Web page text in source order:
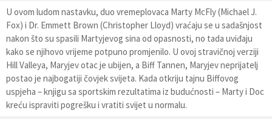
U ovom ludom nastavku, duo vremeplovaca Marty McFly (Michael J.
Fox) i Dr. Emmett Brown (Christopher Lloyd) vraćaju se u sadašnjost
nakon što su spasili Martyjevog sina od opasnosti, no tada uviđaju
kako se njihovo vrijeme potpuno promjenilo. U ovoj stravičnoj verziji
Hill Valleya, Maryjev otac je ubijen, a Biff Tannen, Maryjev neprijatelj
postao je najbogatiji čovjek svijeta. Kada otkriju tajnu Biffovog
uspjeha – knjigu sa sportskim rezultatima iz budućnosti – Marty i Doc
kreću ispraviti pogrešku i vratiti svijet u normalu.